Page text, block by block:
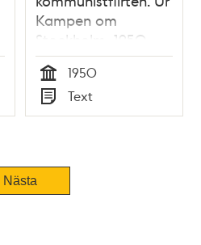
Kampen om
Stockholm, 1950
Tid
1950
Typ
Text
Nästa